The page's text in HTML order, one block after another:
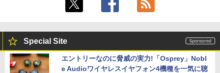
Special Site
エントリーなのに脅威の実力!「Osprey」Nobl
e Audioワイヤレスイヤフォン4機種を一気に聴